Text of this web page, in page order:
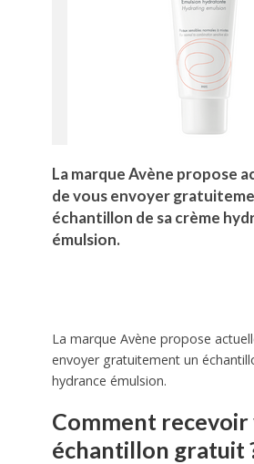
La marque Avène propose
de vous envoyer
échantillon de sa crème
émulsion.
La marque Avène propose
envoyer gratuitement un
hydrance émulsion.
Comment
échantillon gratuit